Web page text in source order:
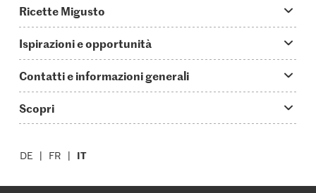
Ricette Migusto
Oggi cucino
Piatti principali
Ricette semplici & veloci
Aperitivi
Ricette al forno
Ispirazioni e opportunità
Storie
Video How to
Glossario degli ingredienti
Login Migusto
Contatti e informazioni generali
Guida alle abbreviazioni
Contatti
Pubblicità
Scopri
Migros Online
DE FR IT